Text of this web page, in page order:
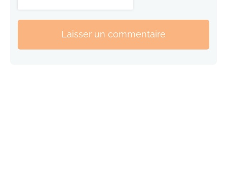
Laisser un commentaire